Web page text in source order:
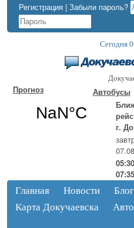
Регистрация | Забыли пароль?
Сегодня
Прогноз
Автобусы
г.
07:35
Главная Новости
Карта Докучаевска